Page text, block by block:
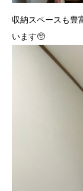
収納スペースも豊
います🥺